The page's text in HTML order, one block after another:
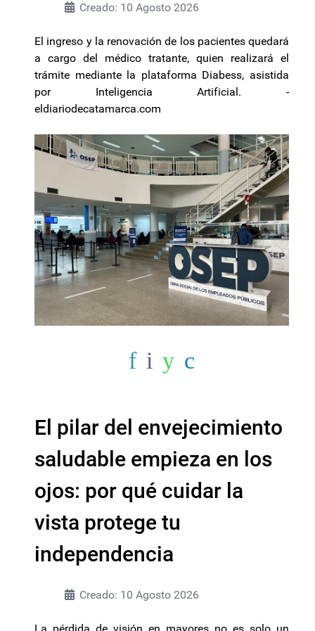
Creado: 10 Agosto 2026
El ingreso y la renovación de los pacientes quedará
a cargo del médico tratante, quien realizará el
trámite mediante la plataforma Diabess, asistida
por Inteligencia Artificial. -
eldiariodecatamarca.com
El pilar del envejecimiento
saludable empieza en los
ojos: por qué cuidar la
vista protege tu
independencia
Creado: 10 Agosto 2026
La pérdida de visión en mayores no es solo un